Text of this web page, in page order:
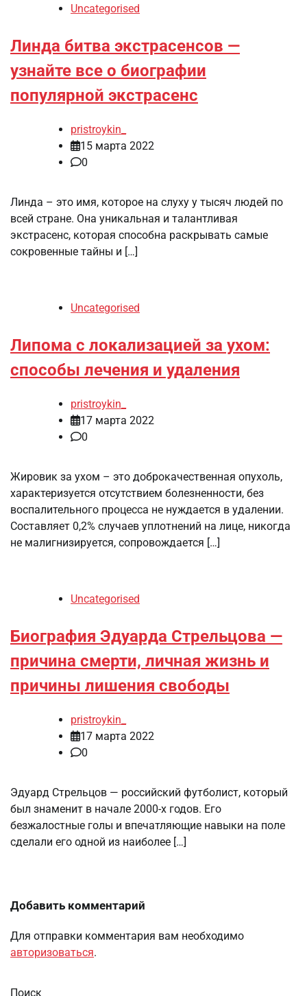
Uncategorised
Линда битва экстрасенсов —
узнайте все о биографии
популярной экстрасенс
pristroykin_
15 марта 2022
0
Линда – это имя, которое на слуху у тысяч людей по
всей стране. Она уникальная и талантливая
экстрасенс, которая способна раскрывать самые
сокровенные тайны и […]
Uncategorised
Липома с локализацией за ухом:
способы лечения и удаления
pristroykin_
17 марта 2022
0
Жировик за ухом – это доброкачественная опухоль,
характеризуется отсутствием болезненности, без
воспалительного процесса не нуждается в удалении.
Составляет 0,2% случаев уплотнений на лице, никогда
не малигнизируется, сопровождается […]
Uncategorised
Биография Эдуарда Стрельцова —
причина смерти, личная жизнь и
причины лишения свободы
pristroykin_
17 марта 2022
0
Эдуард Стрельцов — российский футболист, который
был знаменит в начале 2000-х годов. Его
безжалостные голы и впечатляющие навыки на поле
сделали его одной из наиболее […]
Добавить комментарий
Для отправки комментария вам необходимо
авторизоваться.
Поиск